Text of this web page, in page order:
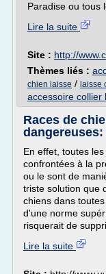
Paradise ou tous
Lire la suite
Site : http://
Thèmes liés :
chien laisse / laisse
accessoire collier
Races de
dangereuses:
En effet, toutes
confrontées à la
ou le sont de
triste solution que
chiens dans
d'une norme
risquerait de
Lire la suite